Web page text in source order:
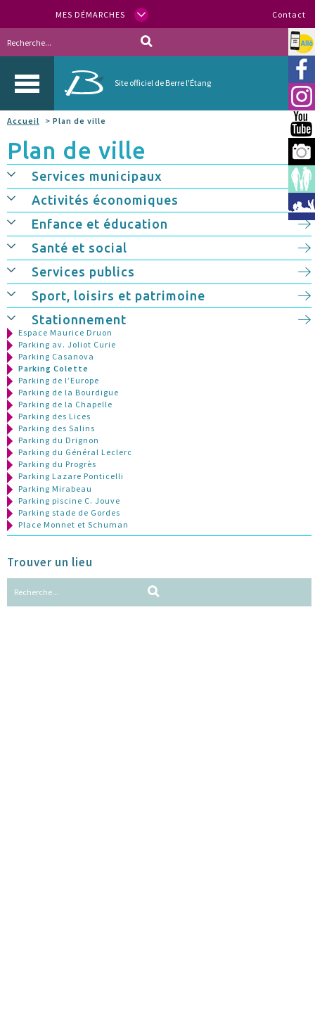
MES DÉMARCHES Contact
Site officiel de Berre l'Étang
Allo
Accueil > Plan de ville
Plan de ville
Services municipaux
Activités économiques
Enfance et éducation
Santé et social
Services publics
Sport, loisirs et patrimoine
Stationnement
Espace Maurice Druon
Parking av. Joliot Curie
Parking Casanova
Parking Colette
Parking de l’Europe
Parking de la Bourdigue
Parking de la Chapelle
Parking des Lices
Parking des Salins
Parking du Drignon
Parking du Général Leclerc
Parking du Progrès
Parking Lazare Ponticelli
Parking Mirabeau
Parking piscine C. Jouve
Parking stade de Gordes
Place Monnet et Schuman
Trouver un lieu